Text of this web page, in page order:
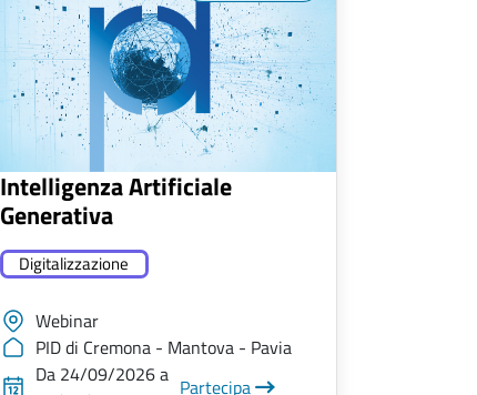
Intelligenza Artificiale
Generativa
Digitalizzazione
Webinar
PID di Cremona - Mantova - Pavia
Da 24/09/2026 a Partecipa